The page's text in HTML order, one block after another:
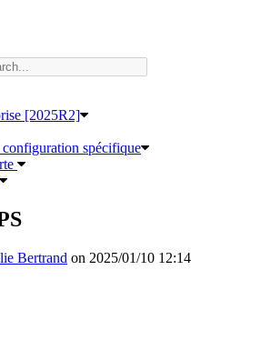
[2025R2]
spécifique
Bertrand on 2025/01/10 12:14